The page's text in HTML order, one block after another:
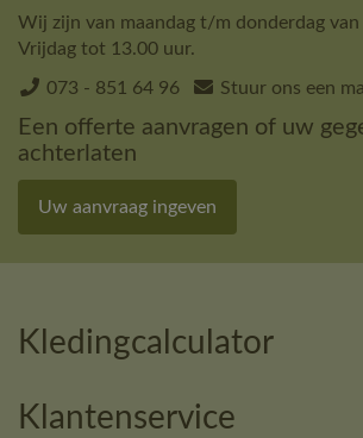
Wij zijn van maandag t/m donderdag
Vrijdag tot 13.00 uur.
073 - 851 64 96 Stuur ons een
Een offerte aanvragen of uw
achterlaten
Uw aanvraag ingeven
Kledingcalculator
Klantenservice